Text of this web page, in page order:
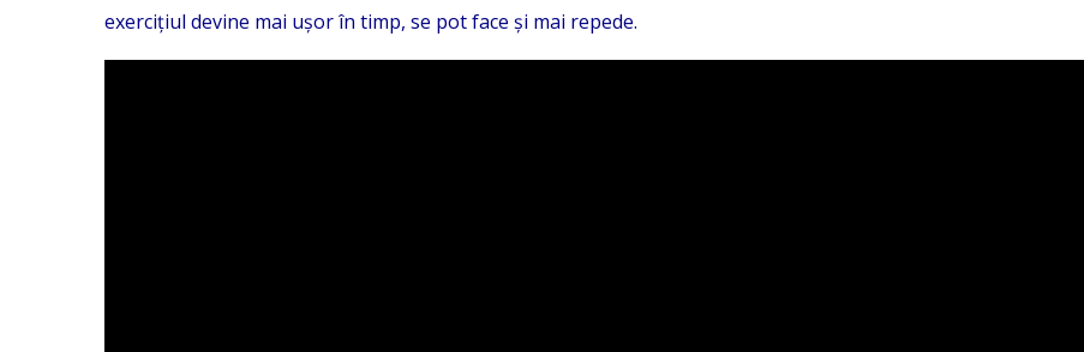
exercițiul devine mai ușor în timp, se pot face și mai repede.